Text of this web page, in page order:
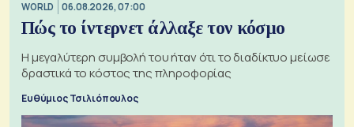
WORLD 06.08.2026, 07:00
Πώς το ίντερνετ άλλαξε τον κόσμο
Η μεγαλύτερη συμβολή του ήταν ότι το διαδίκτυο μείωσε
δραστικά το κόστος της πληροφορίας
Ευθύμιος Τσιλιόπουλος